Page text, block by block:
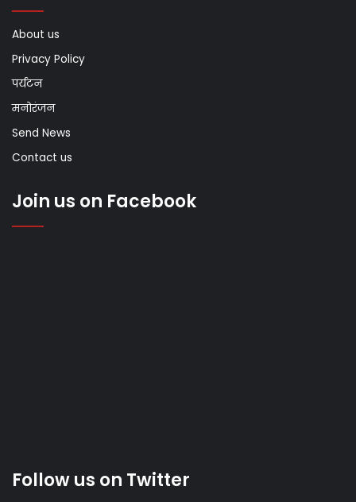
About us
Privacy Policy
पर्यटन
मनोरंजन
Send News
Contact us
Join us on Facebook
Follow us on Twitter